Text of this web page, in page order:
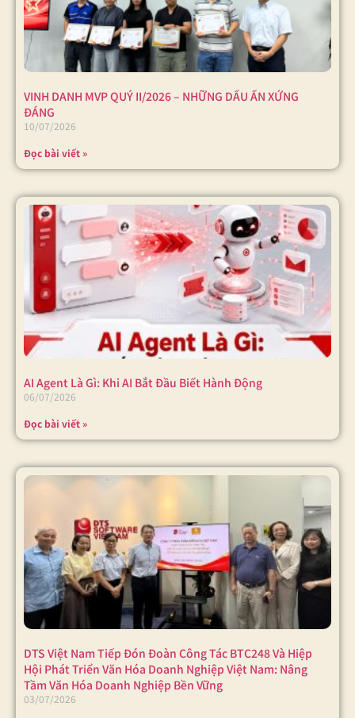
VINH DANH MVP QUÝ II/2026 – NHỮNG DẤU ẤN XỨNG
ĐÁNG
10/07/2026
Đọc bài viết »
AI Agent Là Gì: Khi AI Bắt Đầu Biết Hành Động
06/07/2026
Đọc bài viết »
DTS Việt Nam Tiếp Đón Đoàn Công Tác BTC248 Và Hiệp
Hội Phát Triển Văn Hóa Doanh Nghiệp Việt Nam: Nâng
Tầm Văn Hóa Doanh Nghiệp Bền Vững
03/07/2026